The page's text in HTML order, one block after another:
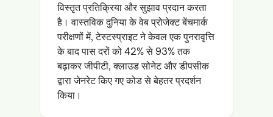
विस्तृत प्रतिक्रिया और सुझाव प्रदान करता
है। वास्तविक दुनिया के वेब प्रोजेक्ट बेंचमार्क
परीक्षणों में, टेस्टस्प्राइट ने केवल एक पुनरावृत्ति
के बाद पास दरों को 42% से 93% तक
बढ़ाकर जीपीटी, क्लाउड सोनेट और डीपसीक
द्वारा जेनरेट किए गए कोड से बेहतर प्रदर्शन
किया।